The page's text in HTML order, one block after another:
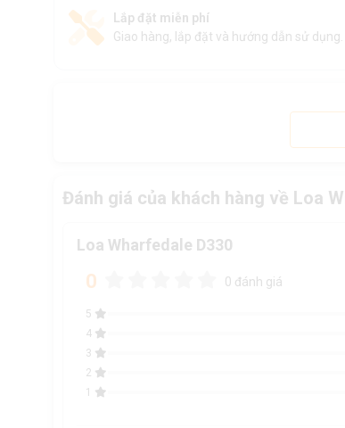
Lắp đặt miễn phí
Giao hàng, lắp đặt và hướng dẫn sử dụng.
Đánh giá của khách hàng về Loa
Loa Wharfedale D330
0 0 đánh giá
5
4
3
2
1